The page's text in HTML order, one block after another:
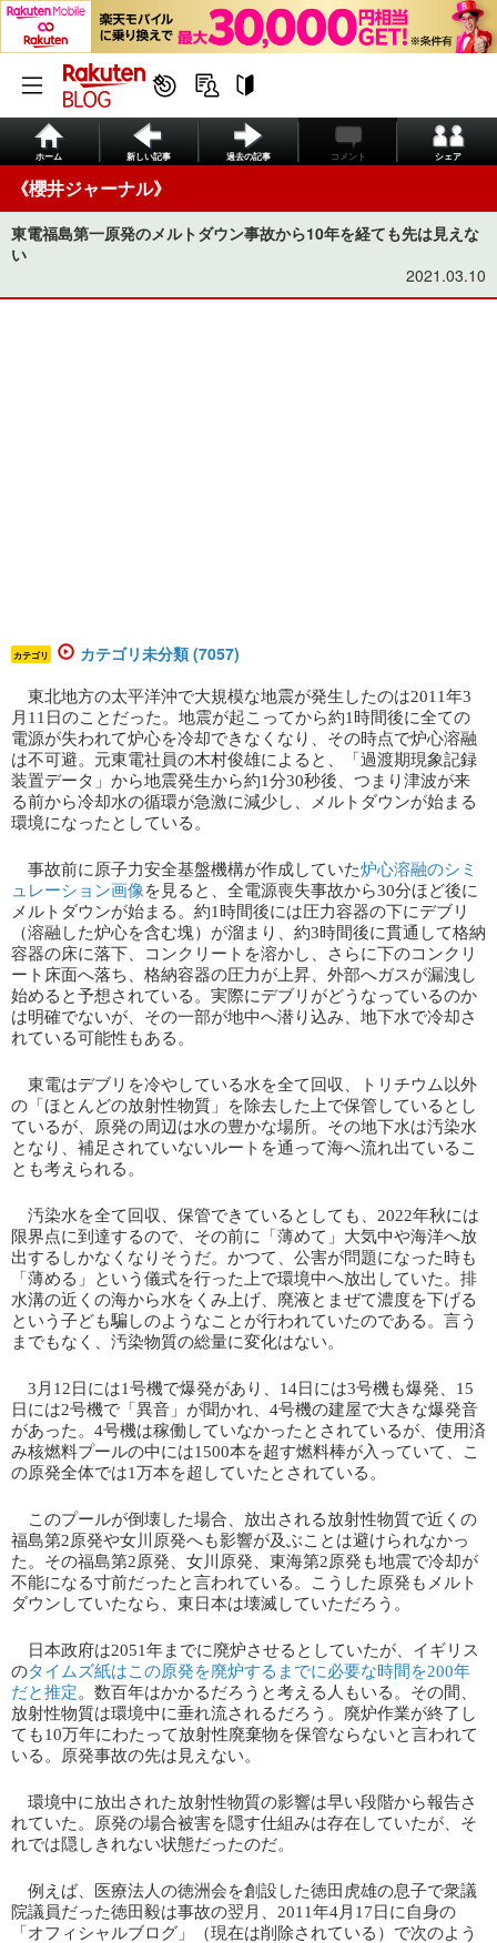
ホーム 新しい記事 過去の記事 コメント シェア
《櫻井ジャーナル》
東電福島第一原発のメルトダウン事故から10年を経ても先は見えな
い
2021.03.10
カテゴリ カテゴリ未分類 (7057)
東北地方の太平洋沖で大規模な地震が発生したのは2011年3
月11日のことだった。地震が起こってから約1時間後に全ての
電源が失われて炉心を冷却できなくなり、その時点で炉心溶融
は不可避。元東電社員の木村俊雄によると、「過渡期現象記録
装置データ」から地震発生から約1分30秒後、つまり津波が来
る前から冷却水の循環が急激に減少し、メルトダウンが始まる
環境になったとしている。
事故前に原子力安全基盤機構が作成していた​炉心溶融のシミ
ュレーション画像​を見ると、全電源喪失事故から30分ほど後に
メルトダウンが始まる。約1時間後には圧力容器の下にデブリ
（溶融した炉心を含む塊）が溜まり、約3時間後に貫通して格納
容器の床に落下、コンクリートを溶かし、さらに下のコンクリ
ート床面へ落ち、格納容器の圧力が上昇、外部へガスが漏洩し
始めると予想されている。実際にデブリがどうなっているのか
は明確でないが、その一部が地中へ潜り込み、地下水で冷却さ
れている可能性もある。
東電はデブリを冷やしている水を全て回収、トリチウム以外
の「ほとんどの放射性物質」を除去した上で保管しているとし
ているが、原発の周辺は水の豊かな場所。その地下水は汚染水
となり、補足されていないルートを通って海へ流れ出ているこ
とも考えられる。
汚染水を全て回収、保管できているとしても、2022年秋には
限界点に到達するので、その前に「薄めて」大気中や海洋へ放
出するしかなくなりそうだ。かつて、公害が問題になった時も
「薄める」という儀式を行った上で環境中へ放出していた。排
水溝の近くの海から水をくみ上げ、廃液とまぜて濃度を下げる
という子ども騙しのようなことが行われていたのである。言う
までもなく、汚染物質の総量に変化はない。
3月12日には1号機で爆発があり、14日には3号機も爆発、15
日には2号機で「異音」が聞かれ、4号機の建屋で大きな爆発音
があった。4号機は稼働していなかったとされているが、使用済
み核燃料プールの中には1500本を超す燃料棒が入っていて、こ
の原発全体では1万本を超していたとされている。
このプールが倒壊した場合、放出される放射性物質で近くの
福島第2原発や女川原発へも影響が及ぶことは避けられなかっ
た。その福島第2原発、女川原発、東海第2原発も地震で冷却が
不能になる寸前だったと言われている。こうした原発もメルト
ダウンしていたなら、東日本は壊滅していただろう。
日本政府は2051年までに廃炉させるとしていたが、イギリス
の​タイムズ紙はこの原発を廃炉するまでに必要な時間を200年
だと推定​。数百年はかかるだろうと考える人もいる。その間、
放射性物質は環境中に垂れ流されるだろう。廃炉作業が終了し
ても10万年にわたって放射性廃棄物を保管ならないと言われて
いる。原発事故の先は見えない。
環境中に放出された放射性物質の影響は早い段階から報告さ
れていた。原発の場合被害を隠す仕組みは存在していたが、そ
れでは隠しきれない状態だったのだ。
例えば、医療法人の徳洲会を創設した徳田虎雄の息子で衆議
院議員だった徳田毅は事故の翌月、2011年4月17日に自身の
「オフィシャルブログ」（現在は削除されている）で次のよう